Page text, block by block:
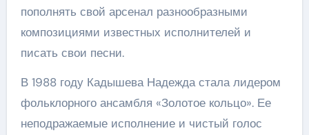
пополнять свой арсенал разнообразными
композициями известных исполнителей и
писать свои песни.
В 1988 году Кадышева Надежда стала лидером
фольклорного ансамбля «Золотое кольцо». Ее
неподражаемые исполнение и чистый голос